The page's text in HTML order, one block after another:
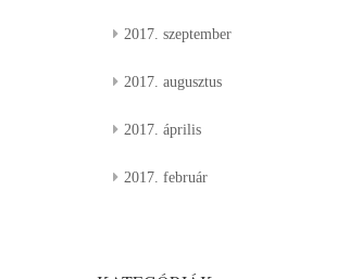
2017. szeptember
2017. augusztus
2017. április
2017. február